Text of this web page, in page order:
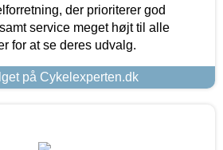
der prioriterer god
service meget højt til alle
for at se deres udvalg.
på Cykelexperten.dk